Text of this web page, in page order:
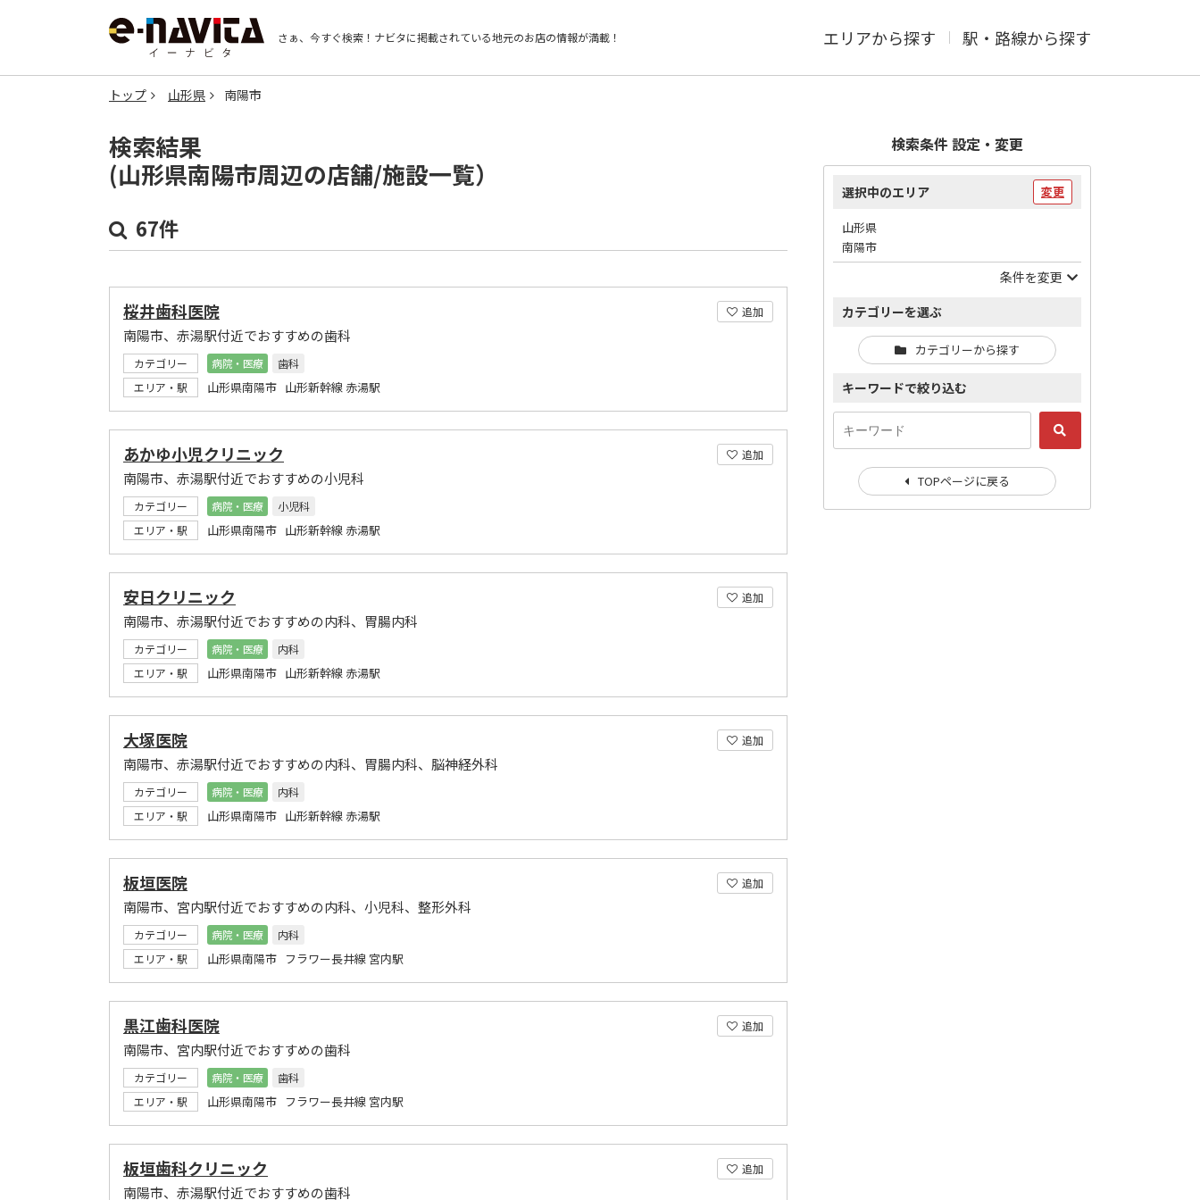
さぁ、今すぐ検索！ ナビタに掲載されている地元のお店の情報が満載！ エリアから探す 駅・路線から探す
トップ 山形県 南陽市
検索結果
(山形県南陽市周辺の店舗/施設一覧）
67件
追加
桜井歯科医院
南陽市、赤湯駅付近でおすすめの歯科
カテゴリー 病院・医療
歯科
エリア・駅
山形県南陽市 山形新幹線 赤湯駅
追加
あかゆ小児クリニック
南陽市、赤湯駅付近でおすすめの小児科
カテゴリー 病院・医療
小児科
エリア・駅
山形県南陽市 山形新幹線 赤湯駅
追加
安日クリニック
南陽市、赤湯駅付近でおすすめの内科、胃腸内科
カテゴリー 病院・医療
内科
エリア・駅
山形県南陽市 山形新幹線 赤湯駅
追加
大塚医院
南陽市、赤湯駅付近でおすすめの内科、胃腸内科、脳神経外科
カテゴリー 病院・医療
内科
エリア・駅
山形県南陽市 山形新幹線 赤湯駅
追加
板垣医院
南陽市、宮内駅付近でおすすめの内科、小児科、整形外科
カテゴリー 病院・医療
内科
エリア・駅
山形県南陽市 フラワー長井線 宮内駅
追加
黒江歯科医院
南陽市、宮内駅付近でおすすめの歯科
カテゴリー 病院・医療
歯科
エリア・駅
山形県南陽市 フラワー長井線 宮内駅
追加
板垣歯科クリニック
南陽市、赤湯駅付近でおすすめの歯科
検索条件 設定・変更
選択中のエリア 変更
山形県
南陽市
条件を変更
カテゴリーを選ぶ
カテゴリーから探す
キーワードで絞り込む
TOPページに戻る